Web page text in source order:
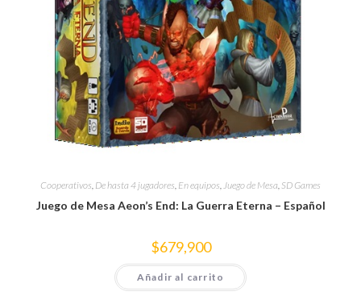
Cooperativos De hasta 4 jugadores En equipos Juego de Mesa SD Games
Juego de Mesa Aeon’s End: La Guerra Eterna – Español
$679,900
Añadir al carrito